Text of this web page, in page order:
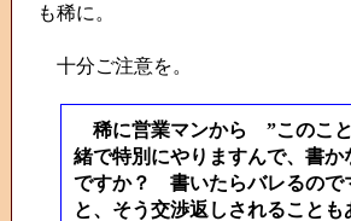
も稀に。
十分ご注意を。
稀に営業マンから ”このこ
緒で特別にやりますんで、書か
ですか？ 書いたらバレるの
と、そう交渉返しされることも